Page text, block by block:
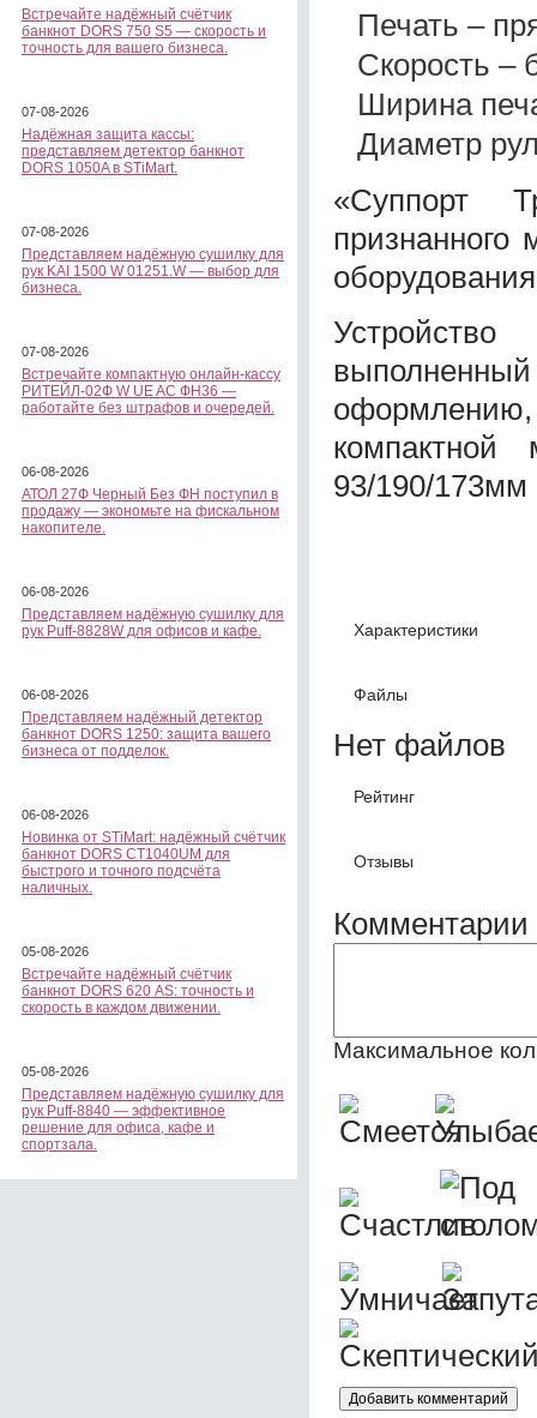
Встречайте надёжный счётчик
банкнот DORS 750 S5 — скорость и
точность для вашего бизнеса.
07-08-2026
Надёжная защита кассы:
представляем детектор банкнот
DORS 1050A в STiMart.
07-08-2026
Представляем надёжную сушилку для
рук KAI 1500 W 01251.W — выбор для
бизнеса.
07-08-2026
Встречайте компактную онлайн-кассу
РИТЕЙЛ-02Ф W UE AC ФН36 —
работайте без штрафов и очередей.
06-08-2026
АТОЛ 27Ф Черный Без ФН поступил в
продажу — экономьте на фискальном
накопителе.
06-08-2026
Представляем надёжную сушилку для
рук Puff-8828W для офисов и кафе.
06-08-2026
Представляем надёжный детектор
банкнот DORS 1250: защита вашего
бизнеса от подделок.
06-08-2026
Новинка от STiMart: надёжный счётчик
банкнот DORS CT1040UM для
быстрого и точного подсчёта
наличных.
05-08-2026
Встречайте надёжный счётчик
банкнот DORS 620 АS: точность и
скорость в каждом движении.
05-08-2026
Представляем надёжную сушилку для
рук Puff-8840 — эффективное
решение для офиса, кафе и
спортзала.
Печать –
Скорость –
Ширина
Диаметр
«Суппорт
признанного
оформлению,
компактной
93/190/173мм
Характеристики
Файлы
Нет файлов
Рейтинг
Отзывы
Комментарии
Максимальное